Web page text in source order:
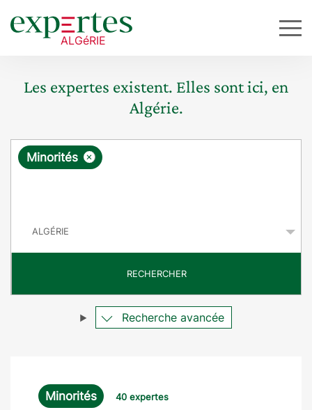
Les expertes existent. Elles sont ici, en
Algérie.
R
ê
e
×
Minorités
RECHERCHER
Recherche avancée
Minorités 40 expertes